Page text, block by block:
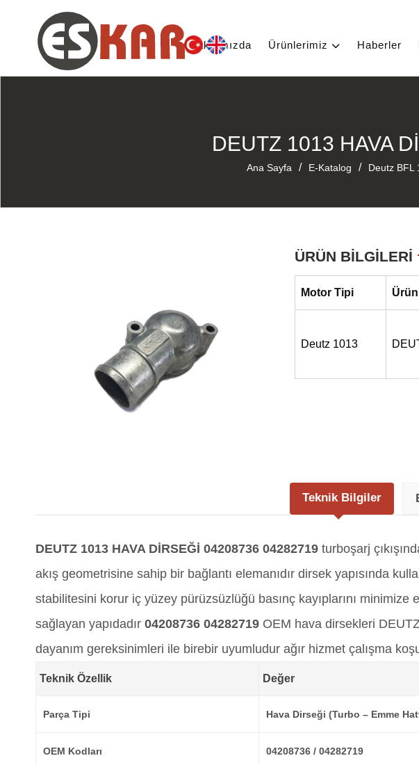
Hakkımızda Ürünlerimiz Haberler
DEUTZ 1013 HAVA
Ana Sayfa / E-Katalog / Deutz BFL
ÜRÜN BİLGİLERİ
Motor Tipi Ürün
Deutz 1013
Teknik Bilgiler
DEUTZ 1013 HAVA DİRSEĞİ 04208736 04282719 turboşarj
akış geometrisine sahip bir bağlantı elemanıdır dirsek yapısında
stabilitesini korur iç yüzey pürüzsüzlüğü basınç kayıplarını
sağlayan yapıdadır 04208736 04282719 OEM hava dirsekleri
dayanım gereksinimleri ile birebir uyumludur ağır hizmet çalışma
Teknik Özellik Değer
Parça Tipi Hava Dirseği (Turbo – Emme
OEM Kodları 04208736 / 04282719